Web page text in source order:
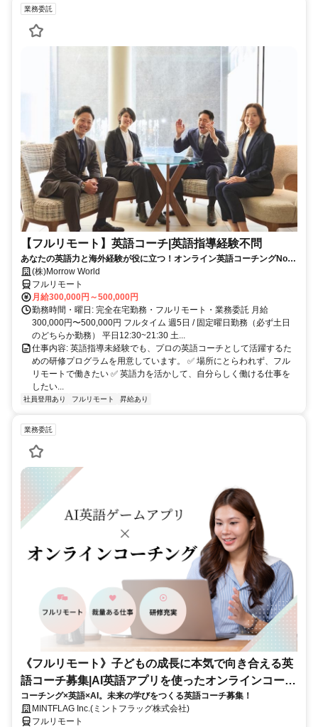
業務委託
【フルリモート】英語コーチ|英語指導経験不問
あなたの英語力と海外経験が役に立つ！オンライン英語コーチングNo1
のイングリード
(株)Morrow World
フルリモート
月給300,000円～500,000円
勤務時間・曜日: 完全在宅勤務・フルリモート・業務委託 月給
300,000円〜500,000円 フルタイム 週5日 / 固定曜日勤務（必ず土日
のどちらか勤務） 平日12:30~21:30 土...
仕事内容: 英語指導未経験でも、プロの英語コーチとして活躍するた
めの研修プログラムを用意しています。 ✅ 場所にとらわれず、フル
リモートで働きたい ✅ 英語力を活かして、自分らしく働ける仕事を
したい...
社員登用あり フルリモート 昇給あり
業務委託
《フルリモート》子どもの成長に本気で向き合える英
語コーチ募集|AI英語アプリを使ったオンラインコーチ
ング
コーチング×英語×AI。未来の学びをつくる英語コーチ募集！
MINTFLAG Inc.(ミントフラッグ株式会社)
フルリモート